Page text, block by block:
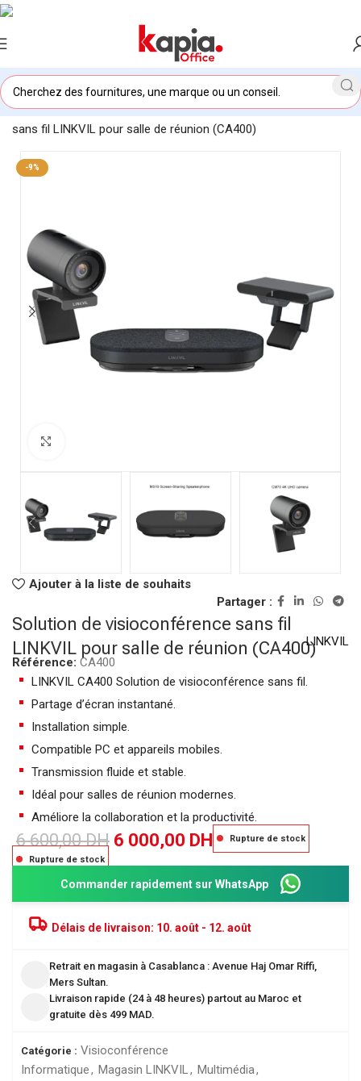
Accueil/KAPIA OFFICE MAROC/Solution de visioconférence
sans fil LINKVIL pour salle de réunion (CA400)
-9%
Ajouter à la liste de souhaits
Partager :
Solution de visioconférence sans fil
LINKVIL pour salle de réunion (CA400)
Référence: CA400
LINKVIL
LINKVIL CA400 Solution de visioconférence sans fil.
Partage d’écran instantané.
Installation simple.
Compatible PC et appareils mobiles.
Transmission fluide et stable.
Idéal pour salles de réunion modernes.
Améliore la collaboration et la productivité.
6 600,00DH 6 000,00 DH
Rupture de stock
Rupture de stock
Commander rapidement sur WhatsApp
Délais de livraison: 10. août - 12. août
Retrait en magasin à Casablanca : Avenue Haj Omar Riffi,
Mers Sultan.
Livraison rapide (24 à 48 heures) partout au Maroc et
gratuite dès 499 MAD.
Catégorie : Visioconférence
Informatique, Magasin LINKVIL, Multimédia,